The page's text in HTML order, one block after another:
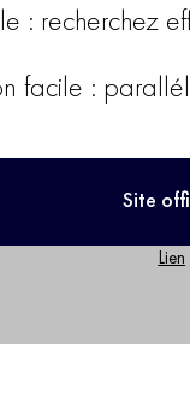
: recherchez
facile :
Site
Lien